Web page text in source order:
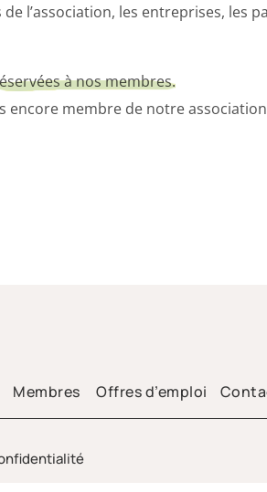
l’association, les entreprises, les
à nos membres.
encore membre de notre
Membres Offres d’emploi